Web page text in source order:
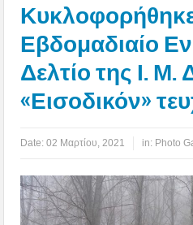
Εβδομαδιαίο
Δελτίο της Ι. Μ.
«Εισοδικόν»
Date:02 Μαρτίου, 2021 in: Photo